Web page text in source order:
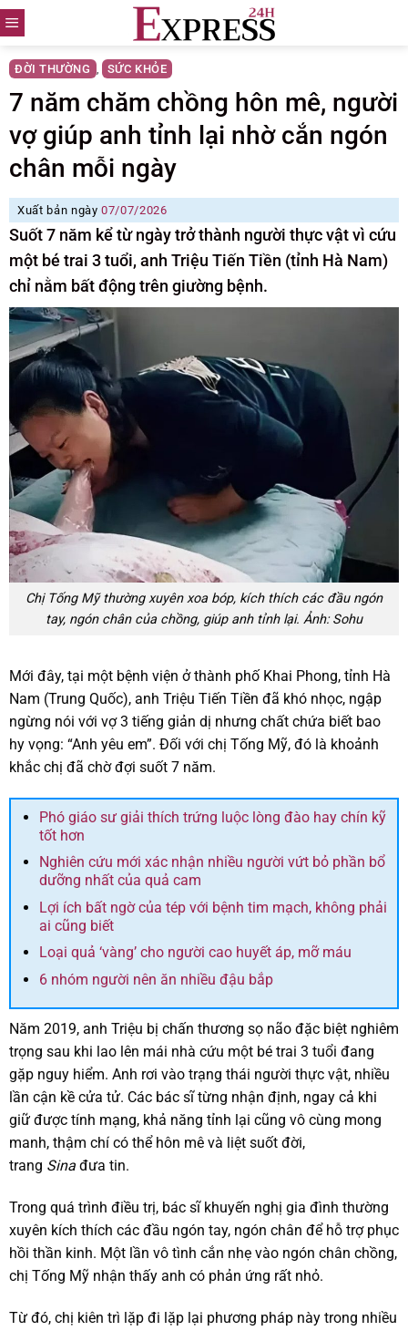
Skip
to
content
ĐỜI THƯỜNG , SỨC KHỎE
7 năm chăm chồng hôn mê, người
vợ giúp anh tỉnh lại nhờ cắn ngón
chân mỗi ngày
Xuất bản ngày07/07/2026
Suốt 7 năm kể từ ngày trở thành người thực vật vì cứu
một bé trai 3 tuổi, anh Triệu Tiến Tiền (tỉnh Hà Nam)
chỉ nằm bất động trên giường bệnh.
Chị Tống Mỹ thường xuyên xoa bóp, kích thích các đầu ngón
tay, ngón chân của chồng, giúp anh tỉnh lại. Ảnh: Sohu
Mới đây, tại một bệnh viện ở thành phố Khai Phong, tỉnh Hà
Nam (Trung Quốc), anh Triệu Tiến Tiền đã khó nhọc, ngập
ngừng nói với vợ 3 tiếng giản dị nhưng chất chứa biết bao
hy vọng: “Anh yêu em”. Đối với chị Tống Mỹ, đó là khoảnh
khắc chị đã chờ đợi suốt 7 năm.
Phó giáo sư giải thích trứng luộc lòng đào hay chín kỹ
tốt hơn
Nghiên cứu mới xác nhận nhiều người vứt bỏ phần bổ
dưỡng nhất của quả cam
Lợi ích bất ngờ của tép với bệnh tim mạch, không phải
ai cũng biết
Loại quả ‘vàng’ cho người cao huyết áp, mỡ máu
6 nhóm người nên ăn nhiều đậu bắp
Năm 2019, anh Triệu bị chấn thương sọ não đặc biệt nghiêm
trọng sau khi lao lên mái nhà cứu một bé trai 3 tuổi đang
gặp nguy hiểm. Anh rơi vào trạng thái người thực vật, nhiều
lần cận kề cửa tử. Các bác sĩ từng nhận định, ngay cả khi
giữ được tính mạng, khả năng tỉnh lại cũng vô cùng mong
manh, thậm chí có thể hôn mê và liệt suốt đời,
trang Sina đưa tin.
Trong quá trình điều trị, bác sĩ khuyến nghị gia đình thường
xuyên kích thích các đầu ngón tay, ngón chân để hỗ trợ phục
hồi thần kinh. Một lần vô tình cắn nhẹ vào ngón chân chồng,
chị Tống Mỹ nhận thấy anh có phản ứng rất nhỏ.
Từ đó, chị kiên trì lặp đi lặp lại phương pháp này trong nhiều